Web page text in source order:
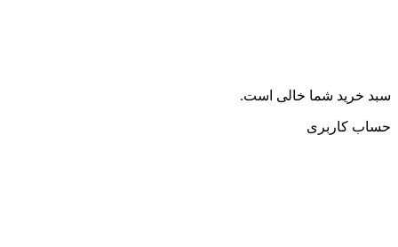
سبد خرید شما خالی است.
حساب کاربری